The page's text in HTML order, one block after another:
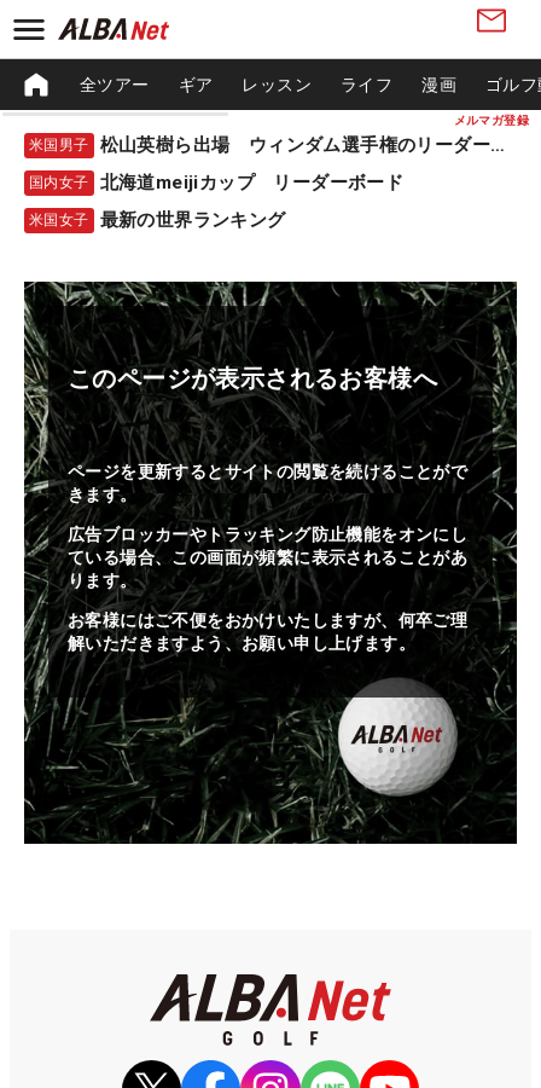
メルマガ登録
全ツアー ギア レッスン ライフ 漫画 ゴル
米国男子 松山英樹ら出場 ウィンダム選手権のリーダーボード
国内女子 北海道meijiカップ リーダーボード
米国女子 最新の世界ランキング
このページが表示されるお客様へ
ページを更新するとサイトの閲覧を続けることがで
きます。
広告ブロッカーやトラッキング防止機能をオンにし
ている場合、この画面が頻繁に表示されることがあ
ります。
お客様にはご不便をおかけいたしますが、何卒ご理
解いただきますよう、お願い申し上げます。